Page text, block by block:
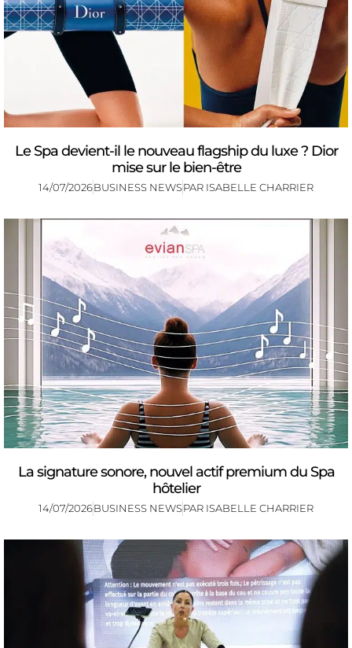
Le Spa devient-il le nouveau flagship du luxe ? Dior
mise sur le bien-être
14/07/2026BUSINESS NEWSPAR ISABELLE CHARRIER
La signature sonore, nouvel actif premium du Spa
hôtelier
14/07/2026BUSINESS NEWSPAR ISABELLE CHARRIER